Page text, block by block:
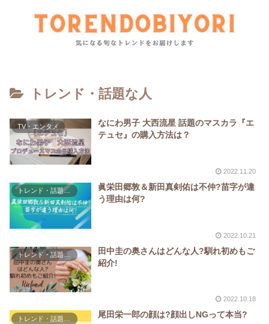
トレンド・話題な人
TV・エンタメ
なにわ男子 大西流星 話題のマスカラ『エ
テュセ』の購入方法は？
2022.11.20
トレンド・話題な人
眞栄田郷敦＆新田真剣佑は不仲?苗字が違
う理由は何?
2022.10.21
トレンド・話題な人
田中圭の奥さんはどんな人?馴れ初めもご
紹介!
2022.10.18
尾田栄一郎の顔は?顔出しNGって本当?